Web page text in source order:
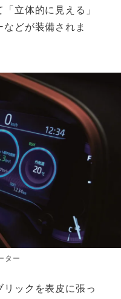
立体的に見える」
どが装備されま
ター
ックを表皮に張っ